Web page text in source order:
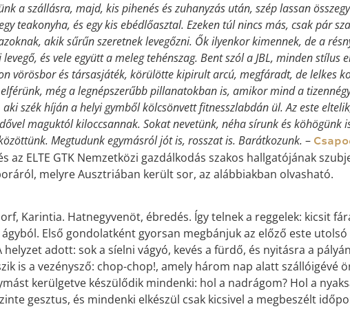
a szállásra, majd, kis pihenés és zuhanyzás után, szép lassan
teakonyha, és egy kis ebédlőasztal. Ezeken túl nincs más, csak pár
akik sűrűn szeretnek levegőzni. Ők ilyenkor kimennek, de a
levegő, és vele együtt a meleg tehénszag. Bent szól a JBL, minden
vörösbor és társasjáték, körülötte kipirult arcú, megfáradt, de lelkes
még a legnépszerűbb pillanatokban is, amikor mind a
aki szék híján a helyi gymből kölcsönvett fitnesszlabdán ül. Az este
maguktól kiloccsannak. Sokat nevetünk, néha sírunk és
Megtudunk egymásról jót is, rosszat is. Barátkozunk. –
az ELTE GTK Nemzetközi gazdálkodás szakos hallgatójának
melyre Ausztriában került sor, az alábbiakban olvasható.
Karintia. Hatnegyvenöt, ébredés. Így telnek a reggelek: kicsit
ágyból. Első gondolatként gyorsan megbánjuk az előző este
helyzet adott: sok a síelni vágyó, kevés a fürdő, és nyitásra a
is a vezénysző: chop-chop!, amely három nap alatt szállóigévé
kerülgetve készülődik mindenki: hol a nadrágom? Hol a
gesztus, és mindenki elkészül csak kicsivel a megbeszélt